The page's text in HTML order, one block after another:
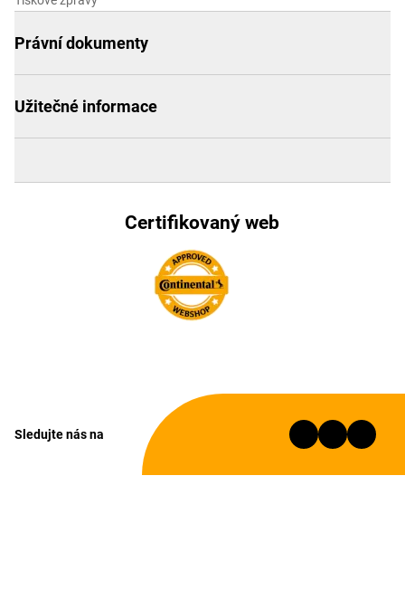
Právní dokumenty
Užitečné informace
Certifikovaný web
Sledujte nás na